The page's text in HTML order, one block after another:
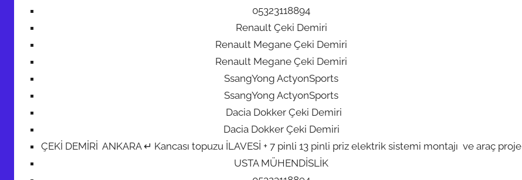
05323118894
Renault Çeki Demiri
Renault Megane Çeki Demiri
Renault Megane Çeki Demiri
SsangYong ActyonSports
SsangYong ActyonSports
Dacia Dokker Çeki Demiri
Dacia Dokker Çeki Demiri
ÇEKİ DEMİRİ ANKARA ↵ Kancası topuzu İLAVESİ + 7 pinli 13 pinli priz elektrik sistemi montajı ve araç proje
USTA MÜHENDİSLİK